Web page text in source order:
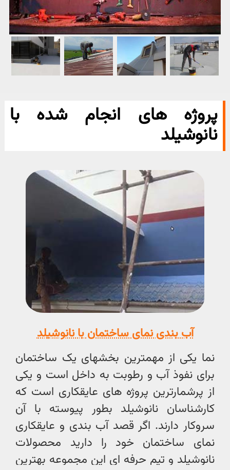
پروژه های انجام شده با
نانوشیلد
آب بندی نمای ساختمان با نانوشیلد
نما یکی از مهمترین بخشهای یک ساختمان
برای نفوذ آب و رطوبت به داخل است و یکی
از پرشمارترین پروژه های عایقکاری است که
کارشناسان نانوشیلد بطور پیوسته با آن
سروکار دارند. اگر قصد آب بندی و عایقکاری
نمای ساختمان خود را دارید محصولات
نانوشیلد و تیم حرفه ای این مجموعه بهترین